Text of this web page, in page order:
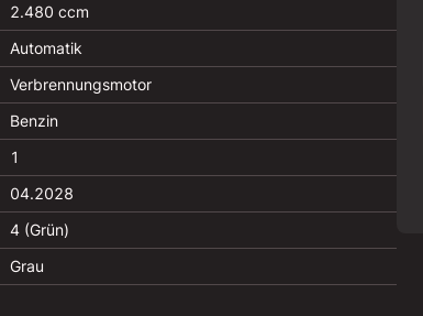
2.480 ccm
Automatik
Verbrennungsmotor
Benzin
1
04.2028
4 (Grün)
Grau